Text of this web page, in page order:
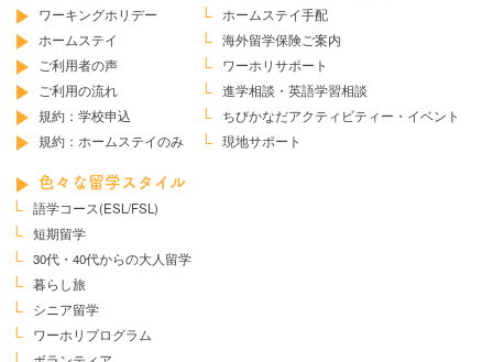
ワーキングホリデー
ホームステイ
ご利用者の声
ご利用の流れ
規約：学校申込
規約：ホームステイのみ
ホームステイ手配
海外留学保険ご案内
ワーホリサポート
進学相談・英語学習相談
ちびかなだアクティビティー・イベント
現地サポート
色々な留学スタイル
語学コース(ESL/FSL)
短期留学
30代・40代からの大人留学
暮らし旅
シニア留学
ワーホリプログラム